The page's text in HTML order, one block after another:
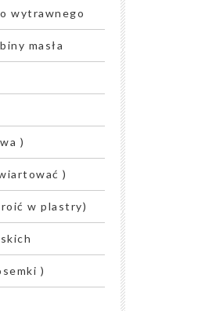
wytrawnego
masła
)
)
w plastry)
)